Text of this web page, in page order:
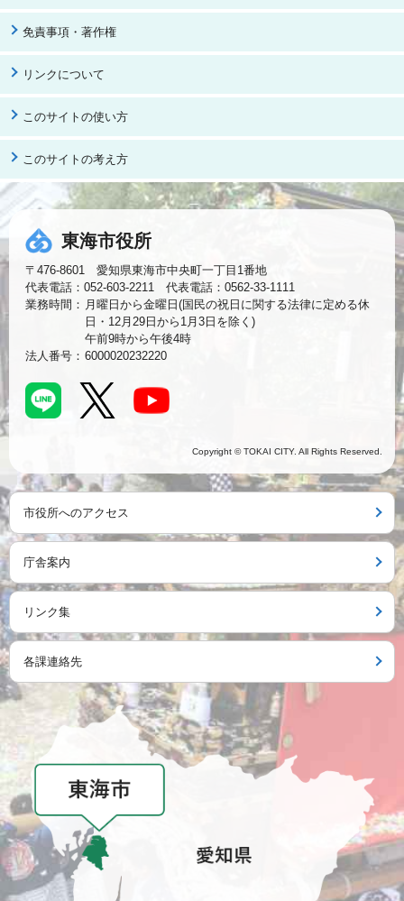
免責事項・著作権
リンクについて
このサイトの使い方
このサイトの考え方
東海市役所
〒476-8601 愛知県東海市中央町一丁目1番地
代表電話：052-603-2211 代表電話：0562-33-1111
業務時間： 月曜日から金曜日(国民の祝日に関する法律に定める休
日・12月29日から1月3日を除く)
午前9時から午後4時
法人番号： 6000020232220
Copyright © TOKAI CITY. All Rights Reserved.
市役所へのアクセス
庁舎案内
リンク集
各課連絡先